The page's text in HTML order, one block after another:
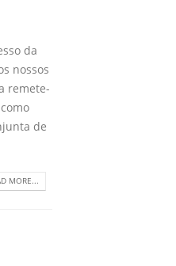
da
nossos
remete-
de
MORE...